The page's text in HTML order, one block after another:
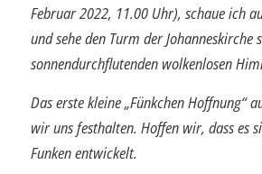
Februar 2022, 11.00 Uhr), schaue ich
und sehe den Turm der Johanneskirche
sonnendurchflutenden wolkenlosen
Das erste kleine „Fünkchen Hoffnung“
wir uns festhalten. Hoffen wir, dass es
Funken entwickelt.